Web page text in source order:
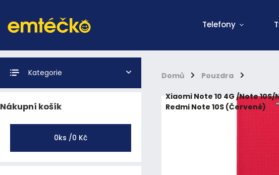
Telefony
Domů / Pouzdra /
Xiaomi Note 10 4G /Note 10S/
Redmi Note 10S (Červené)
Kategorie
Nákupní košík
0ks /0 Kč